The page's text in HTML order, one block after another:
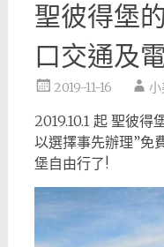
聖彼得堡
口交通及
2019-11-16
2019.10.1 起 聖彼得
以選擇事先辦理”免
堡自由行了!